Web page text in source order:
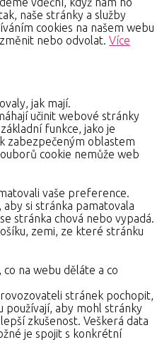
naše stránky a služby
cookies na našem webu
nebo odvolat. Více
jak mají.
učinit webové stránky
funkce, jako je
zabezpečeným oblastem
cookie nemůže web
vaše preference.
si stránka pamatovala
stránka chová nebo vypadá.
zemi, ze které stránku
na webu děláte a co
stránek pochopit,
používají, aby mohl stránky
zkušenost. Veškerá data
je spojit s konkrétní